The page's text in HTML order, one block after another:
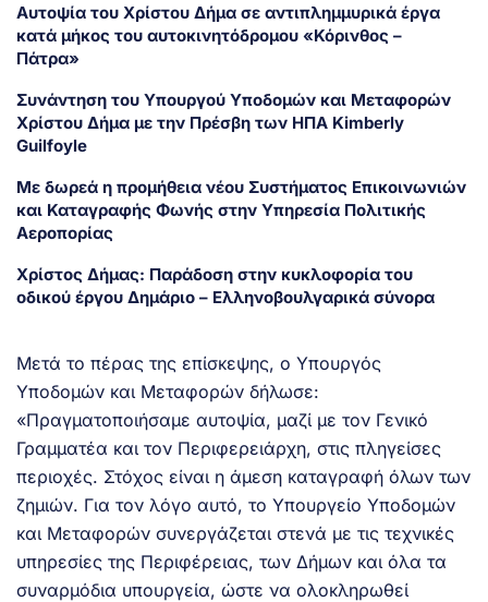
Αυτοψία του Χρίστου Δήμα σε αντιπλημμυρικά έργα
κατά μήκος του αυτοκινητόδρομου «Κόρινθος –
Πάτρα»
Συνάντηση του Υπουργού Υποδομών και Μεταφορών
Χρίστου Δήμα με την Πρέσβη των ΗΠΑ Kimberly
Guilfoyle
Με δωρεά η προμήθεια νέου Συστήματος Επικοινωνιών
και Καταγραφής Φωνής στην Υπηρεσία Πολιτικής
Αεροπορίας
Χρίστος Δήμας: Παράδοση στην κυκλοφορία του
οδικού έργου Δημάριο – Ελληνοβουλγαρικά σύνορα
Μετά το πέρας της επίσκεψης, ο Υπουργός
Υποδομών και Μεταφορών δήλωσε:
«Πραγματοποιήσαμε αυτοψία, μαζί με τον Γενικό
Γραμματέα και τον Περιφερειάρχη, στις πληγείσες
περιοχές. Στόχος είναι η άμεση καταγραφή όλων των
ζημιών. Για τον λόγο αυτό, το Υπουργείο Υποδομών
και Μεταφορών συνεργάζεται στενά με τις τεχνικές
υπηρεσίες της Περιφέρειας, των Δήμων και όλα τα
συναρμόδια υπουργεία, ώστε να ολοκληρωθεί